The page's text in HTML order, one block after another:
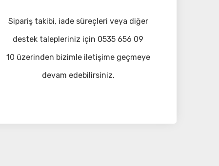
Sipariş takibi, iade süreçleri veya diğer
destek talepleriniz için 0535 656 09
10 üzerinden bizimle iletişime geçmeye
devam edebilirsiniz.